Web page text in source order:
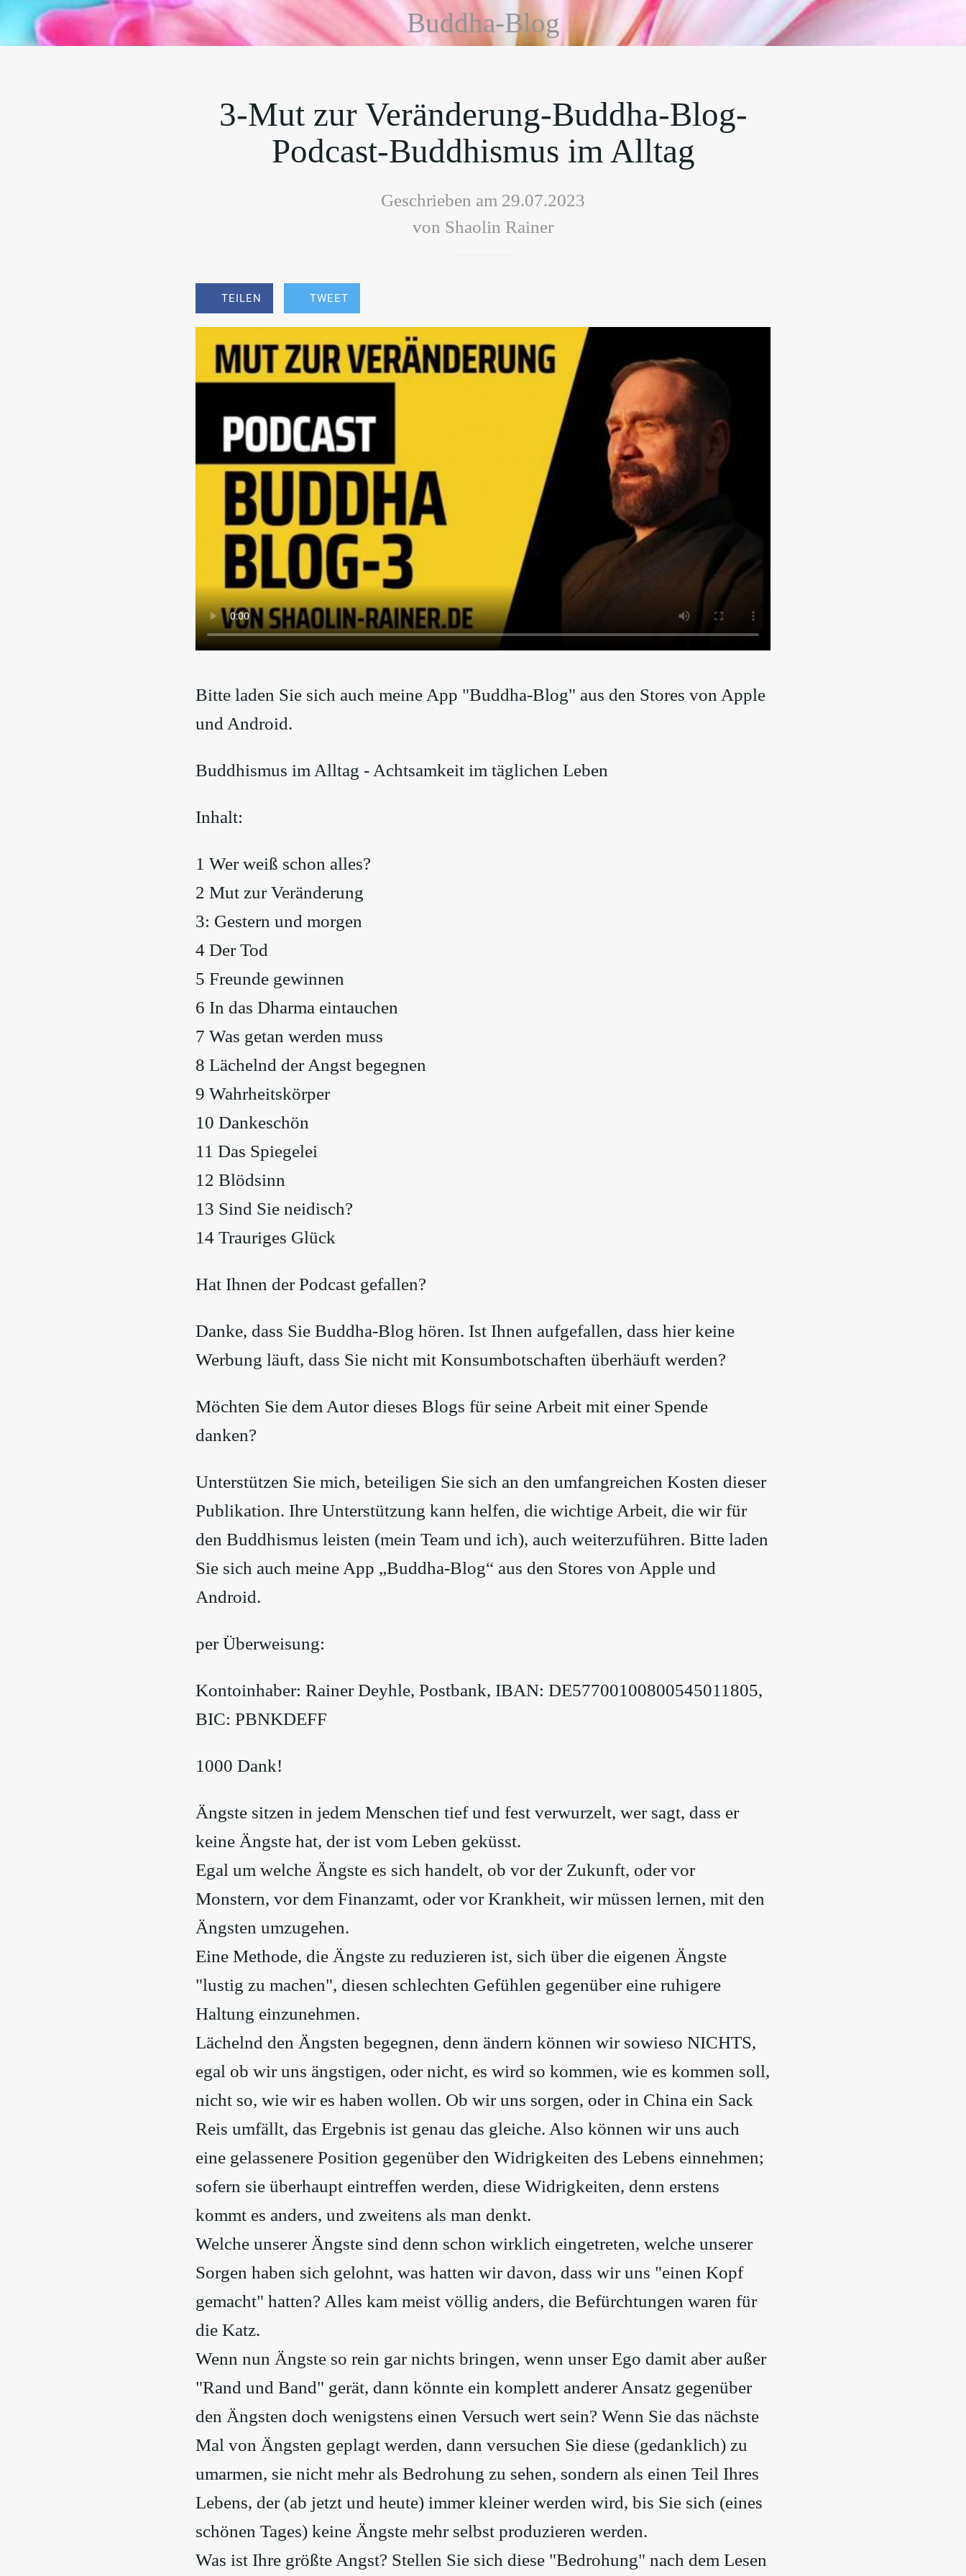
Buddha-Blog
3-Mut zur Veränderung-Buddha-Blog-
Podcast-Buddhismus im Alltag
Geschrieben am 29.07.2023
von Shaolin Rainer
TEILEN TWEET
Bitte laden Sie sich auch meine App "Buddha-Blog" aus den Stores von Apple
und Android.
Buddhismus im Alltag - Achtsamkeit im täglichen Leben
Inhalt:
1 Wer weiß schon alles?
2 Mut zur Veränderung
3: Gestern und morgen
4 Der Tod
5 Freunde gewinnen
6 In das Dharma eintauchen
7 Was getan werden muss
8 Lächelnd der Angst begegnen
9 Wahrheitskörper
10 Dankeschön
11 Das Spiegelei
12 Blödsinn
13 Sind Sie neidisch?
14 Trauriges Glück
Hat Ihnen der Podcast gefallen?
Danke, dass Sie Buddha-Blog hören. Ist Ihnen aufgefallen, dass hier keine
Werbung läuft, dass Sie nicht mit Konsumbotschaften überhäuft werden?
Möchten Sie dem Autor dieses Blogs für seine Arbeit mit einer Spende
danken?
Unterstützen Sie mich, beteiligen Sie sich an den umfangreichen Kosten dieser
Publikation. Ihre Unterstützung kann helfen, die wichtige Arbeit, die wir für
den Buddhismus leisten (mein Team und ich), auch weiterzuführen. Bitte laden
Sie sich auch meine App „Buddha-Blog“ aus den Stores von Apple und
Android.
per Überweisung:
Kontoinhaber: Rainer Deyhle, Postbank, IBAN: DE57700100800545011805,
BIC: PBNKDEFF
1000 Dank!
Ängste sitzen in jedem Menschen tief und fest verwurzelt, wer sagt, dass er
keine Ängste hat, der ist vom Leben geküsst.
Egal um welche Ängste es sich handelt, ob vor der Zukunft, oder vor
Monstern, vor dem Finanzamt, oder vor Krankheit, wir müssen lernen, mit den
Ängsten umzugehen.
Eine Methode, die Ängste zu reduzieren ist, sich über die eigenen Ängste
"lustig zu machen", diesen schlechten Gefühlen gegenüber eine ruhigere
Haltung einzunehmen.
Lächelnd den Ängsten begegnen, denn ändern können wir sowieso NICHTS,
egal ob wir uns ängstigen, oder nicht, es wird so kommen, wie es kommen soll,
nicht so, wie wir es haben wollen. Ob wir uns sorgen, oder in China ein Sack
Reis umfällt, das Ergebnis ist genau das gleiche. Also können wir uns auch
eine gelassenere Position gegenüber den Widrigkeiten des Lebens einnehmen;
sofern sie überhaupt eintreffen werden, diese Widrigkeiten, denn erstens
kommt es anders, und zweitens als man denkt.
Welche unserer Ängste sind denn schon wirklich eingetreten, welche unserer
Sorgen haben sich gelohnt, was hatten wir davon, dass wir uns "einen Kopf
gemacht" hatten? Alles kam meist völlig anders, die Befürchtungen waren für
die Katz.
Wenn nun Ängste so rein gar nichts bringen, wenn unser Ego damit aber außer
"Rand und Band" gerät, dann könnte ein komplett anderer Ansatz gegenüber
den Ängsten doch wenigstens einen Versuch wert sein? Wenn Sie das nächste
Mal von Ängsten geplagt werden, dann versuchen Sie diese (gedanklich) zu
umarmen, sie nicht mehr als Bedrohung zu sehen, sondern als einen Teil Ihres
Lebens, der (ab jetzt und heute) immer kleiner werden wird, bis Sie sich (eines
schönen Tages) keine Ängste mehr selbst produzieren werden.
Was ist Ihre größte Angst? Stellen Sie sich diese "Bedrohung" nach dem Lesen